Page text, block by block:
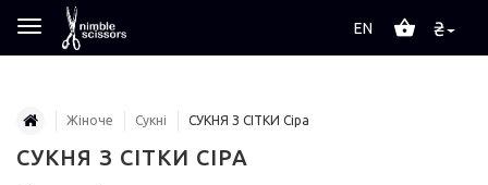
₴
EN
Жіноче Сукні СУКНЯ З СІТКИ Сіра
СУКНЯ З СІТКИ СІРА